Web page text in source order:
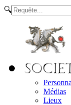
🔍
Médias
Lieux